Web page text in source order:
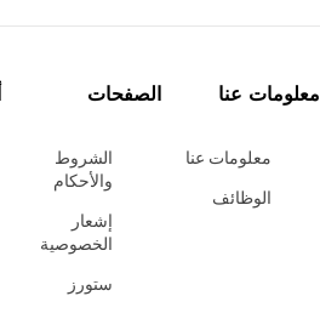
معلومات عنا
معلومات عنا
الوظائف
الصفحات
الشروط
والأحكام
إشعار
الخصوصية
ستورز